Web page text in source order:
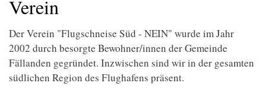
Verein
Der Verein "Flugschneise Süd - NEIN" wurde im Jahr
2002 durch besorgte Bewohner/innen der Gemeinde
Fällanden gegründet. Inzwischen sind wir in der gesamten
südlichen Region des Flughafens präsent.